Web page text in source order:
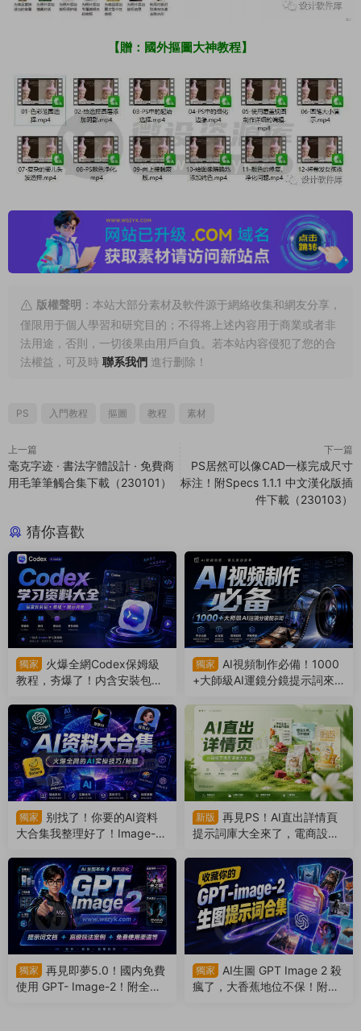
【贈：國外摳圖大神教程】
版權聲明 ：本站大部分素材及軟件源于網絡收集和網友分享，
僅限用于個人學習和研究目的；不得将上述内容用于商業或者非
法用途，否則，一切後果由用戶自負。若本站内容侵犯了您的合
法權益，可及時 聯系我們 進行删除！
PS 入門教程 摳圖 教程 素材
上一篇
毫克字迹 · 書法字體設計 · 免費商
用毛筆筆觸合集下載（230101）
下一篇
PS居然可以像CAD一樣完成尺寸
标注！附Specs 1.1.1 中文漢化版插
件下載（230103）
猜你喜歡
獨家
火爆全網Codex保姆級
教程，夯爆了！内含安裝包
（260618）
獨家
AI視頻制作必備！1000
+大師級AI運鏡分鏡提示詞來
0610）
獨家
别找了！你要的AI資料
大合集我整理好了！Image-2
527）
新版
再見PS！AI直出詳情頁
提示詞庫大全來了，電商設計
獨家
再見即夢5.0！國内免費
使用 GPT- Image-2！附全網
獨家
AI生圖 GPT Image 2 殺
瘋了，大香蕉地位不保！附全